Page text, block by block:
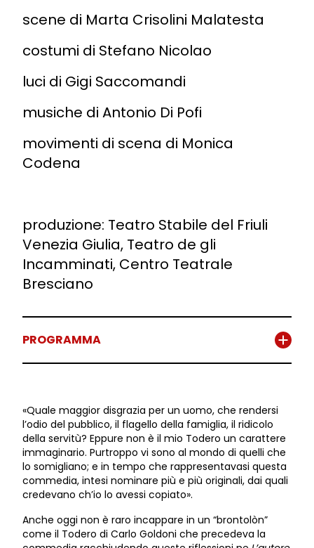
scene di Marta Crisolini Malatesta
costumi di Stefano Nicolao
luci di Gigi Saccomandi
musiche di Antonio Di Pofi
movimenti di scena di Monica
Codena
produzione: Teatro Stabile del Friuli
Venezia Giulia, Teatro de gli
Incamminati, Centro Teatrale
Bresciano
PROGRAMMA
«Quale maggior disgrazia per un uomo, che rendersi
l’odio del pubblico, il flagello della famiglia, il ridicolo
della servitù? Eppure non è il mio Todero un carattere
immaginario. Purtroppo vi sono al mondo di quelli che
lo somigliano; e in tempo che rappresentavasi questa
commedia, intesi nominare più e più originali, dai quali
credevano ch’io lo avessi copiato».
Anche oggi non è raro incappare in un “brontolòn”
come il Todero di Carlo Goldoni che precedeva la